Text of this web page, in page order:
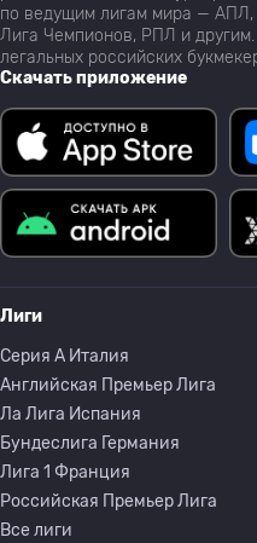
по ведущим лигам мира — АПЛ,
Лига Чемпионов, РПЛ и
легальных российских
Скачать приложение
Лиги
Серия A Италия
Английская Премьер Лига
Ла Лига Испания
Бундеслига Германия
Лига 1 Франция
Российская Премьер Лига
Все лиги